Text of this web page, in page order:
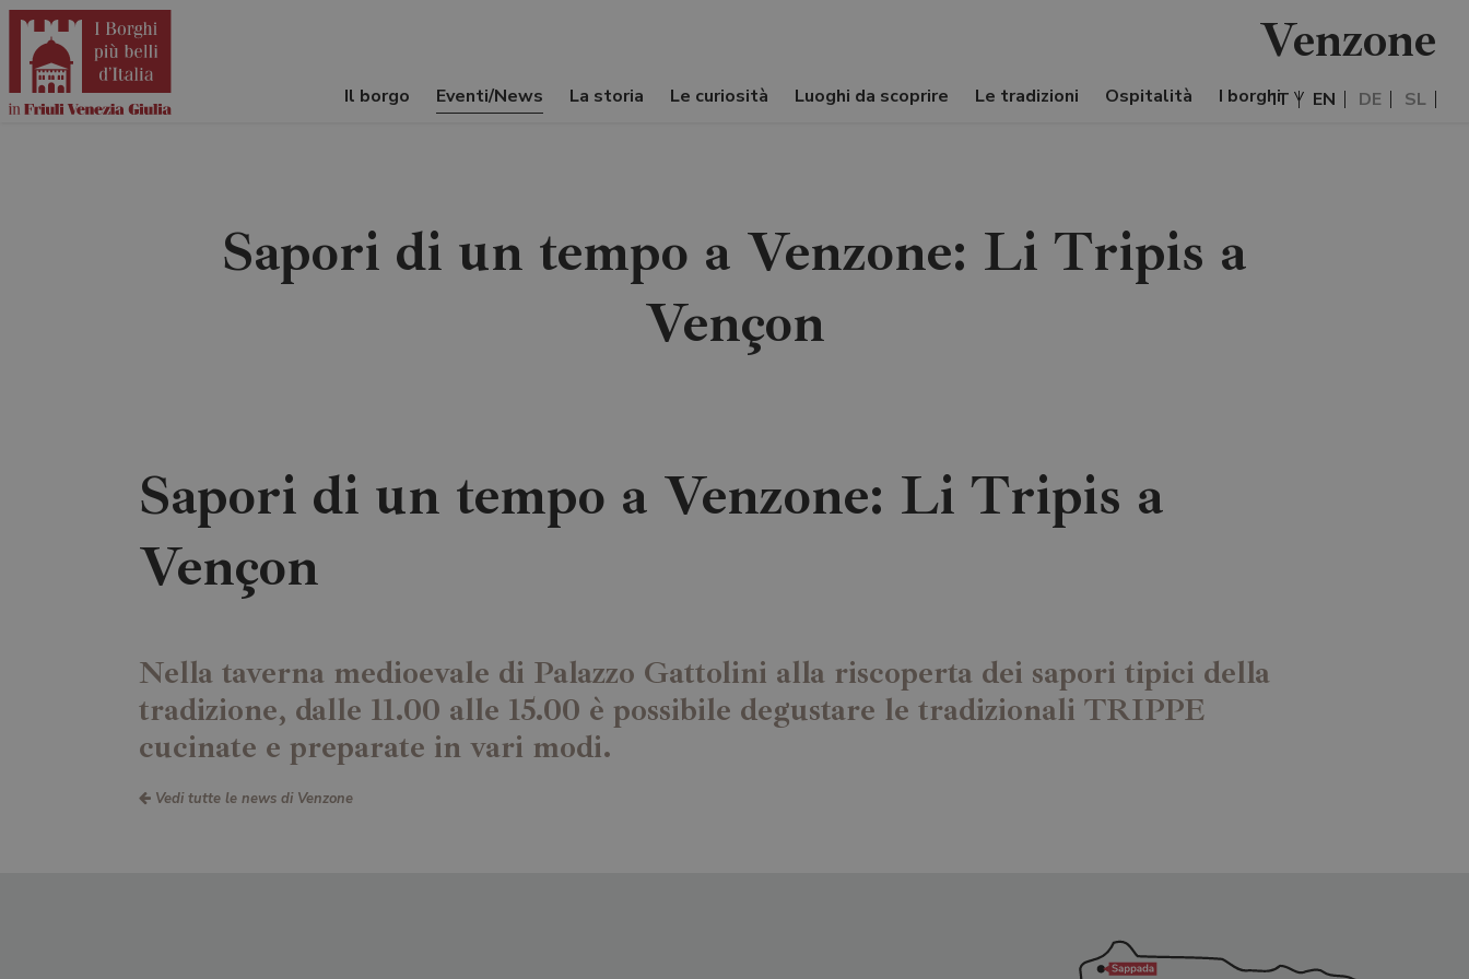
IT EN DE SL
Il borgo Eventi/News La storia Le curiosità Luoghi da scoprire Le tradizioni Ospitalità I borghi
Venzone
Sapori di un tempo a Venzone: Li Tripis a
Vençon
Sapori di un tempo a Venzone: Li Tripis a
Vençon
Nella taverna medioevale di Palazzo Gattolini alla riscoperta dei sapori tipici della
tradizione, dalle 11.00 alle 15.00 è possibile degustare le tradizionali TRIPPE
cucinate e preparate in vari modi.
Vedi tutte le news di Venzone